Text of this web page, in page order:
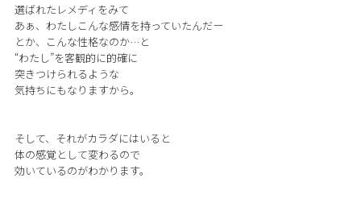
選ばれたレメディをみて
あぁ、わたしこんな感情を持っていたんだー
とか、こんな性格なのか…と
“わたし”を客観的に的確に
突きつけられるような
気持ちにもなりますから。
そして、それがカラダにはいると
体の感覚として変わるので
効いているのがわかります。